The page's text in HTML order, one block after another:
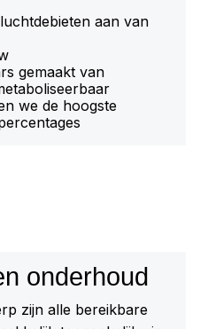
aan van
gemaakt van
we de hoogste
onderhoud
zijn alle bereikbare